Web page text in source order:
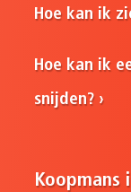
Hoe kan ik
Hoe kan ik
snijden?
Koopmans